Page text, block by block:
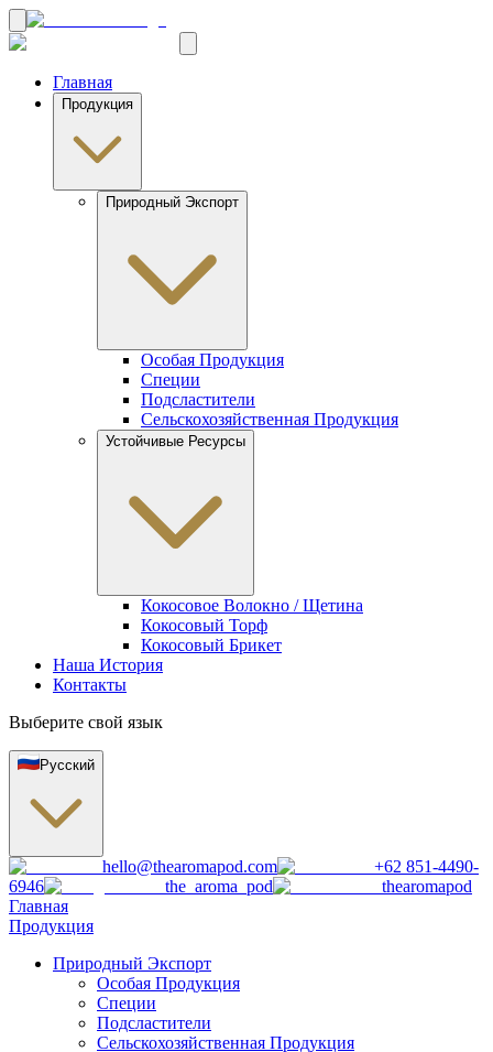
Главная
Продукция
Природный Экспорт
Особая Продукция
Специи
Подсластители
Сельскохозяйственная Продукция
Устойчивые Ресурсы
Кокосовое Волокно / Щетина
Кокосовый Торф
Кокосовый Брикет
Наша История
Контакты
Выберите свой язык
Русский
hello@thearomapod.com
+62 851-4490-
6946
the_aroma_pod
thearomapod
Главная
Продукция
Природный Экспорт
Особая Продукция
Специи
Подсластители
Сельскохозяйственная Продукция